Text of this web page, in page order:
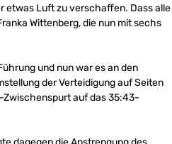
etwas Luft zu verschaffen. Dass alle
Wittenberg, die nun mit sechs
und nun war es an den
der Verteidigung auf Seiten
Zwischenspurt auf das 35:43-